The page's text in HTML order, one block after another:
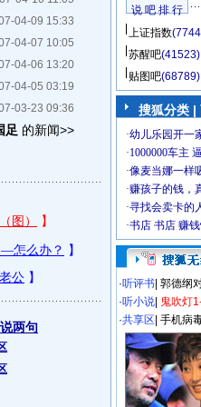
04-09 15:33
04-07 10:05
04-06 13:20
04-05 03:19
03-23 09:36
足 的新闻>>
两句
说 吧 排 行
上证指数
苏醒吧(41523)
贴图吧(68789)
搜狐分类 |
·听评书 郭德纲
·听小说 鬼吹灯
·共享区 手机病